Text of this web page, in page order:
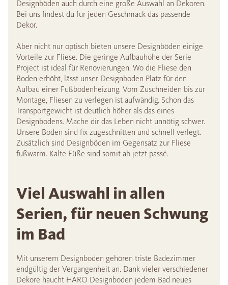
Designböden auch durch eine große Auswahl an Dekoren.
Bei uns findest du für jeden Geschmack das passende
Dekor.
Aber nicht nur optisch bieten unsere Designböden einige
Vorteile zur Fliese. Die geringe Aufbauhöhe der Serie
Project ist ideal für Renovierungen. Wo die Fliese den
Boden erhöht, lässt unser Designboden Platz für den
Aufbau einer Fußbodenheizung. Vom Zuschneiden bis zur
Montage, Fliesen zu verlegen ist aufwändig. Schon das
Transportgewicht ist deutlich höher als das eines
Designbodens. Mache dir das Leben nicht unnötig schwer.
Unsere Böden sind fix zugeschnitten und schnell verlegt.
Zusätzlich sind Designböden im Gegensatz zur Fliese
fußwarm. Kalte Füße sind somit ab jetzt passé.
Viel Auswahl in allen
Serien, für neuen Schwung
im Bad
Mit unserem Designboden gehören triste Badezimmer
endgültig der Vergangenheit an. Dank vieler verschiedener
Dekore haucht HARO Designboden jedem Bad neues